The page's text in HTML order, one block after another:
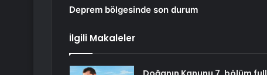
Deprem bölgesinde son durum
İlgili Makaleler